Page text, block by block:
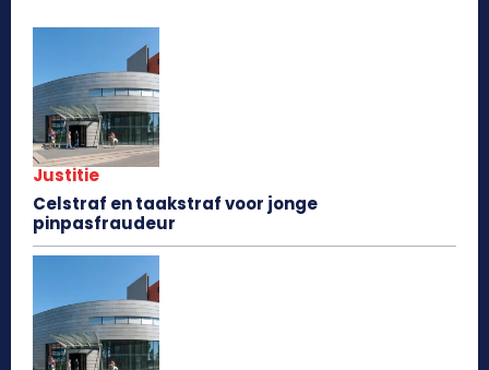
Justitie
Celstraf en taakstraf voor jonge
pinpasfraudeur